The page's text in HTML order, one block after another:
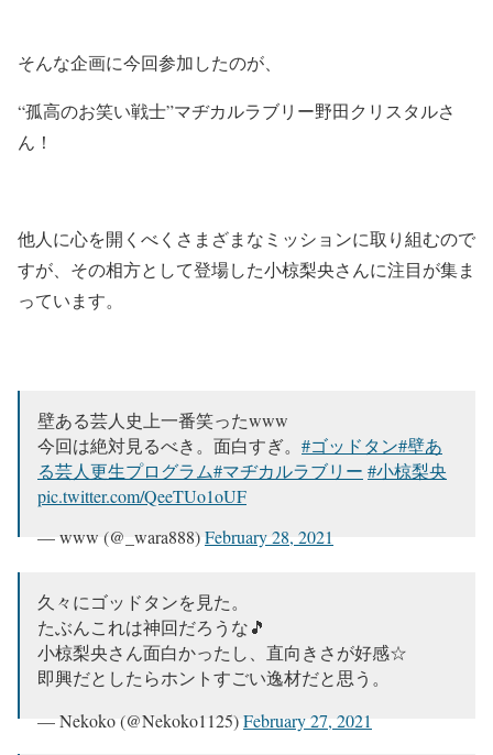
そんな企画に今回参加したのが、
“孤高のお笑い戦士”マヂカルラブリー野田クリスタルさ
ん！
他人に心を開くべくさまざまなミッションに取り組むので
すが、その相方として登場した小椋梨央さんに注目が集ま
っています。
壁ある芸人史上一番笑ったwww
今回は絶対見るべき。面白すぎ。 #ゴッドタン#壁あ
る芸人更生プログラム#マヂカルラブリー #小椋梨央
pic.twitter.com/QeeTUo1oUF
— www (@_wara888)February 28, 2021
久々にゴッドタンを見た。
たぶんこれは神回だろうな🎵
小椋梨央さん面白かったし、直向きさが好感☆
即興だとしたらホントすごい逸材だと思う。
— Nekoko (@Nekoko1125)February 27, 2021